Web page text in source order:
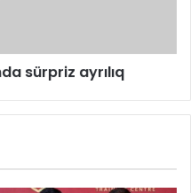
sürpriz ayrılıq